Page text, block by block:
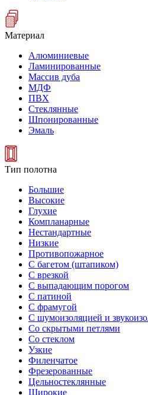
Материал
Алюминиевые
Ламинированные
Массив дуба
МДФ
ПВХ
Стеклянные
Шпонированные
Эмаль
Тип полотна
Большие
Высокие
Глухие
Компланарные
Нестандартные
Низкие
Противопожарное
С багетом (штапиком)
С врезкой
С выпадающим порогом
С патиной
С фрамугой
С шумоизоляцией и
Со скрытыми петлями
Со стеклом
Узкие
Филенчатое
Фрезерованные
Цельностеклянные
Широкие